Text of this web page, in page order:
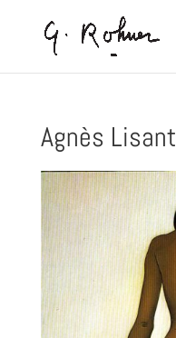
Agnès Lisant